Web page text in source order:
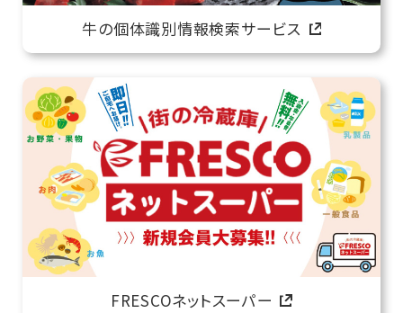
牛の個体識別情報検索サービス
FRESCOネットスーパー